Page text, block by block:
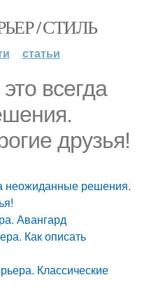
/ СТИЛЬ
статьи
всегда
друзья!
неожиданные решения.
Авангард
Как описать
Классические